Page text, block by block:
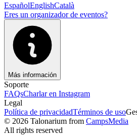
EspañolEnglishCatalà
Eres un organizador de eventos?
Más información
Soporte
FAQsCharlar en Instagram
Legal
Política de privacidadTérminos de uso
© 2026 Talonarium from CampsMedia
All rights reserved